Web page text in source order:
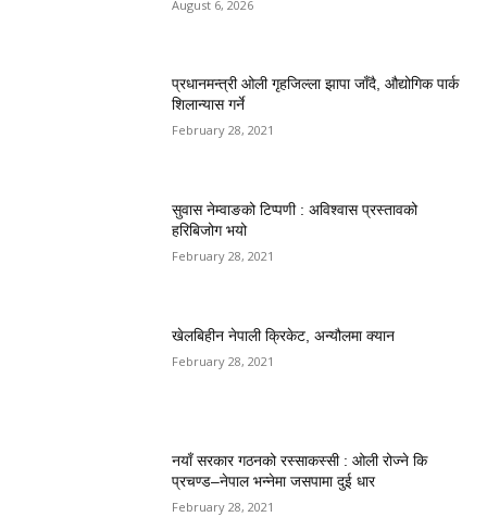
August 6, 2026
प्रधानमन्त्री ओली गृहजिल्ला झापा जाँदै, औद्योगिक पार्क
शिलान्यास गर्ने
February 28, 2021
सुवास नेम्वाङको टिप्पणी : अविश्वास प्रस्तावको
हरिबिजोग भयो
February 28, 2021
खेलबिहीन नेपाली क्रिकेट, अन्यौलमा क्यान
February 28, 2021
नयाँ सरकार गठनको रस्साकस्सी : ओली रोज्ने कि
प्रचण्ड–नेपाल भन्नेमा जसपामा दुई धार
February 28, 2021